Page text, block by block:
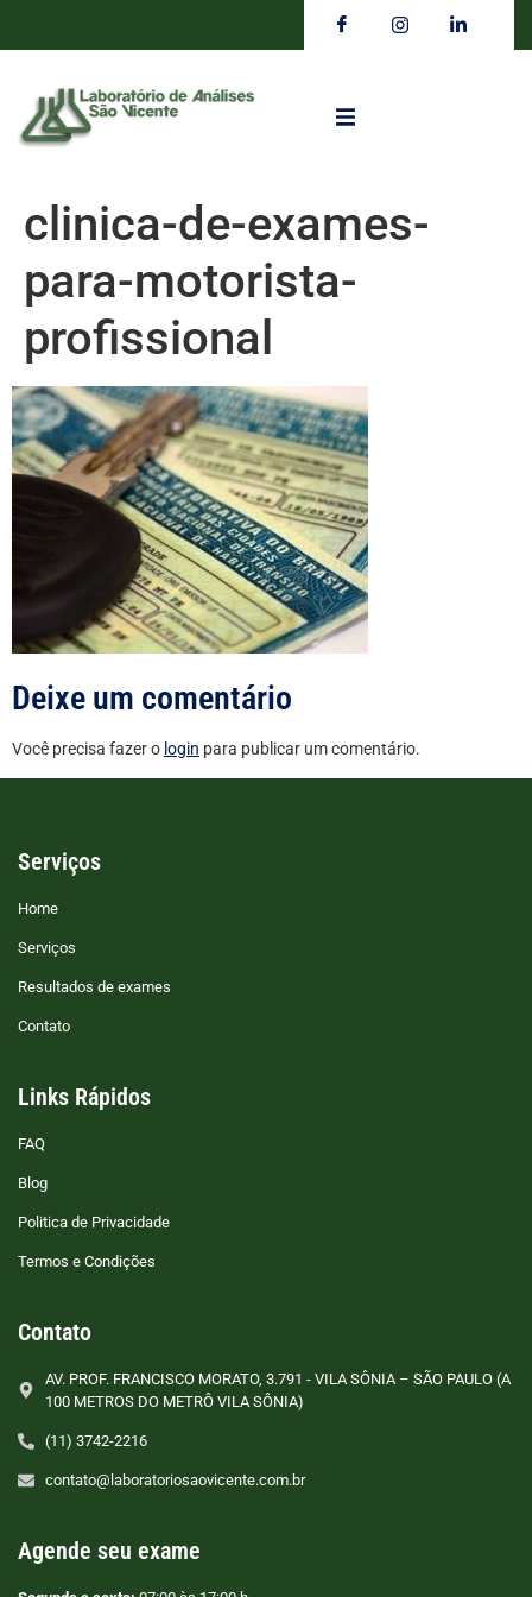
clinica-de-exames-
para-motorista-
profissional
Deixe um comentário
Você precisa fazer o login para publicar um comentário.
Serviços
Home
Serviços
Resultados de exames
Contato
Links Rápidos
FAQ
Blog
Politica de Privacidade
Termos e Condições
Contato
AV. PROF. FRANCISCO MORATO, 3.791 - VILA SÔNIA – SÃO PAULO (A
100 METROS DO METRÔ VILA SÔNIA)
(11) 3742-2216
contato@laboratoriosaovicente.com.br
Agende seu exame